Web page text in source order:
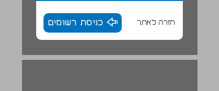
חזרה לאתר כניסת רשומים